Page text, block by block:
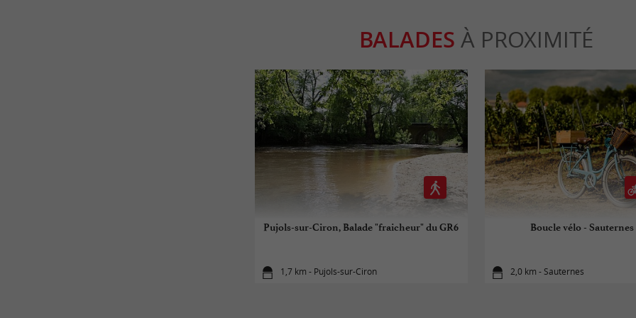
BALADES À PROXIMITÉ
Pujols-sur-Ciron, Balade "fraicheur" du GR6
1,7 km - Pujols-sur-Ciron
Boucle vélo - Sauternes
2,0 km - Sauternes